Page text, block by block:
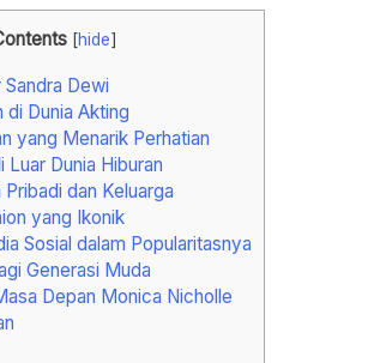
[hide]
Dewi
di Dunia Akting
yang Menarik Perhatian
Dunia Hiburan
Pribadi dan Keluarga
yang Ikonik
Sosial dalam Popularitasnya
Generasi Muda
Depan Monica Nicholle